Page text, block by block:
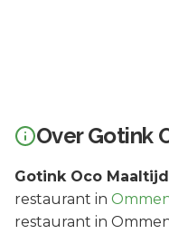
OverGotink
Gotink Oco
restaurant in
restaurant in